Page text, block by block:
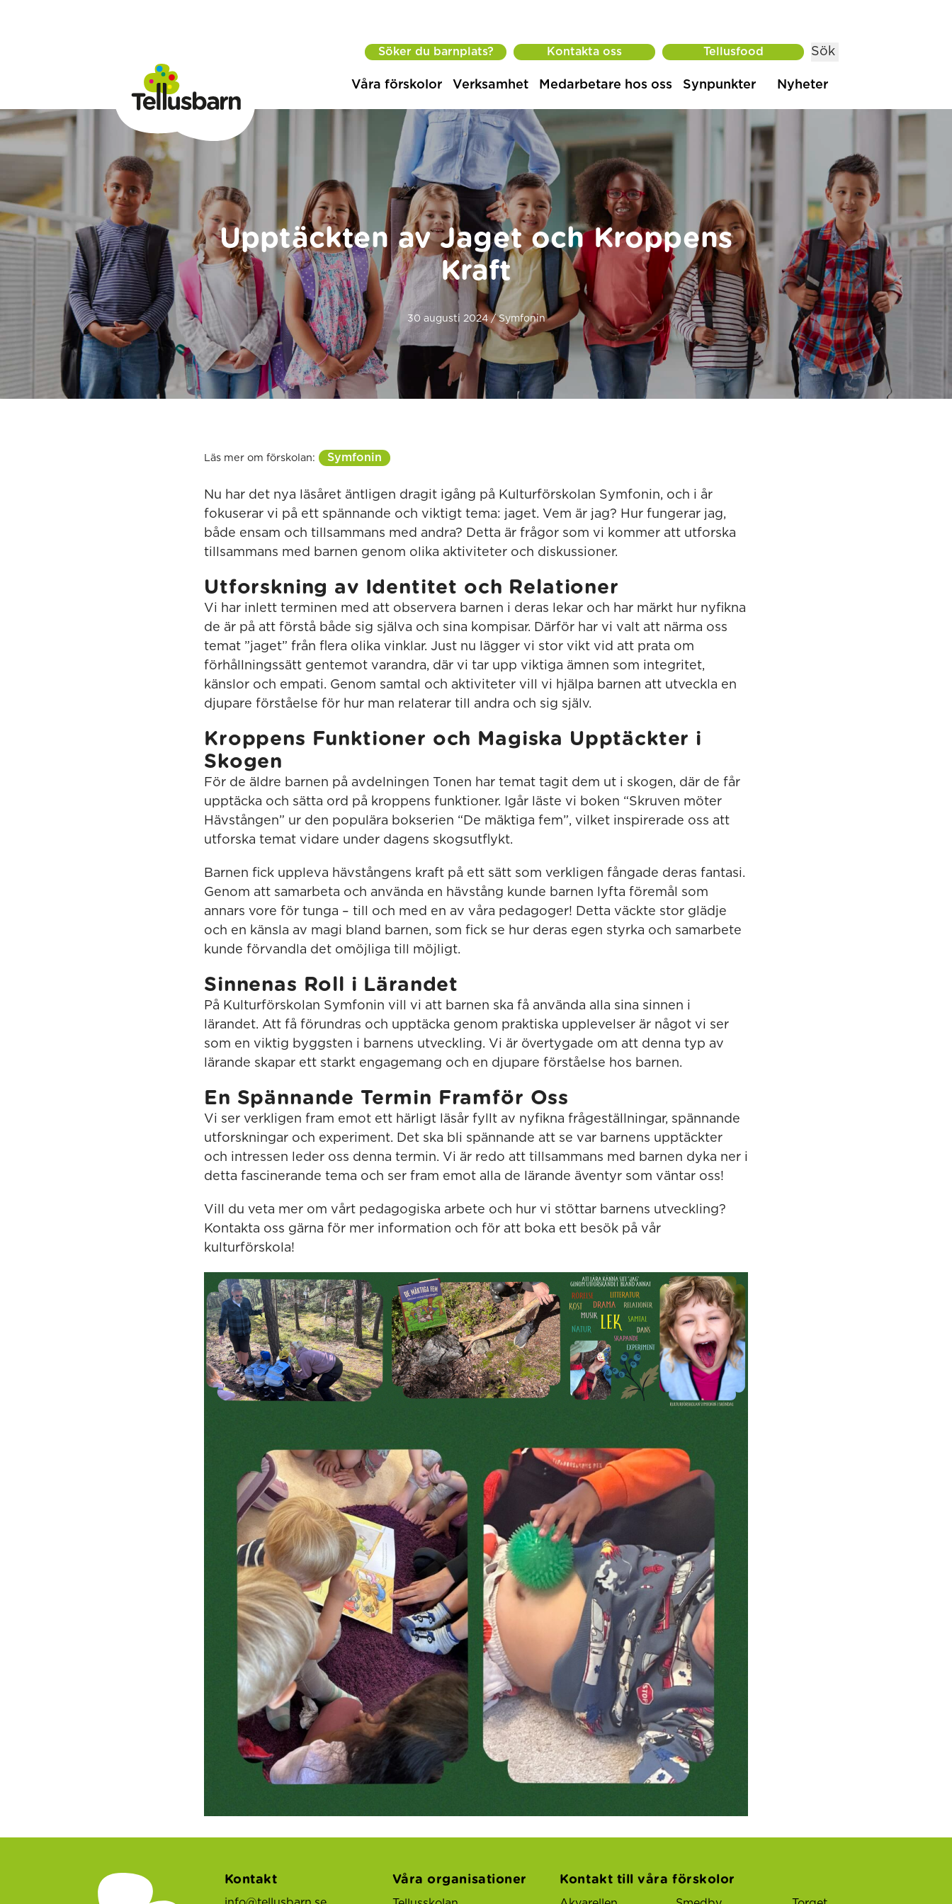
Söker du barnplats? Kontakta oss Tellusfood Sök
Våra förskolor Verksamhet Medarbetare hos oss Synpunkter Nyheter
Upptäckten av Jaget och Kroppens
Kraft
30 augusti 2024 / Symfonin
Läs mer om förskolan: Symfonin
Nu har det nya läsåret äntligen dragit igång på Kulturförskolan Symfonin, och i år
fokuserar vi på ett spännande och viktigt tema: jaget. Vem är jag? Hur fungerar jag,
både ensam och tillsammans med andra? Detta är frågor som vi kommer att utforska
tillsammans med barnen genom olika aktiviteter och diskussioner.
Utforskning av Identitet och Relationer
Vi har inlett terminen med att observera barnen i deras lekar och har märkt hur nyfikna
de är på att förstå både sig själva och sina kompisar. Därför har vi valt att närma oss
temat ”jaget” från flera olika vinklar. Just nu lägger vi stor vikt vid att prata om
förhållningssätt gentemot varandra, där vi tar upp viktiga ämnen som integritet,
känslor och empati. Genom samtal och aktiviteter vill vi hjälpa barnen att utveckla en
djupare förståelse för hur man relaterar till andra och sig själv.
Kroppens Funktioner och Magiska Upptäckter i
Skogen
För de äldre barnen på avdelningen Tonen har temat tagit dem ut i skogen, där de får
upptäcka och sätta ord på kroppens funktioner. Igår läste vi boken “Skruven möter
Hävstången” ur den populära bokserien “De mäktiga fem”, vilket inspirerade oss att
utforska temat vidare under dagens skogsutflykt.
Barnen fick uppleva hävstångens kraft på ett sätt som verkligen fångade deras fantasi.
Genom att samarbeta och använda en hävstång kunde barnen lyfta föremål som
annars vore för tunga – till och med en av våra pedagoger! Detta väckte stor glädje
och en känsla av magi bland barnen, som fick se hur deras egen styrka och samarbete
kunde förvandla det omöjliga till möjligt.
Sinnenas Roll i Lärandet
På Kulturförskolan Symfonin vill vi att barnen ska få använda alla sina sinnen i
lärandet. Att få förundras och upptäcka genom praktiska upplevelser är något vi ser
som en viktig byggsten i barnens utveckling. Vi är övertygade om att denna typ av
lärande skapar ett starkt engagemang och en djupare förståelse hos barnen.
En Spännande Termin Framför Oss
Vi ser verkligen fram emot ett härligt läsår fyllt av nyfikna frågeställningar, spännande
utforskningar och experiment. Det ska bli spännande att se var barnens upptäckter
och intressen leder oss denna termin. Vi är redo att tillsammans med barnen dyka ner i
detta fascinerande tema och ser fram emot alla de lärande äventyr som väntar oss!
Vill du veta mer om vårt pedagogiska arbete och hur vi stöttar barnens utveckling?
Kontakta oss gärna för mer information och för att boka ett besök på vår
kulturförskola!
Kontakt Våra organisationer Kontakt till våra förskolor